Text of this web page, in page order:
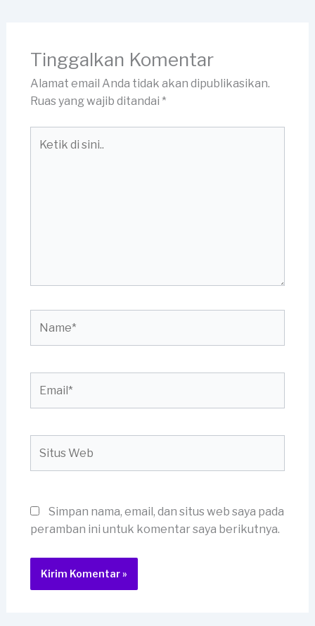
Tinggalkan Komentar
Alamat email Anda tidak akan dipublikasikan.
Ruas yang wajib ditandai *
Web
Simpan nama, email, dan situs web saya pada
peramban ini untuk komentar saya berikutnya.